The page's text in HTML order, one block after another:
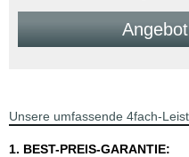
Unsere umfassende 4fach-
1. BEST-PREIS-GARANTIE: